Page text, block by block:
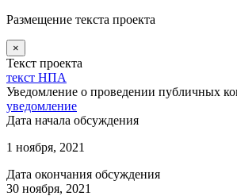
Размещение текста проекта
×
Текст проекта
текст НПА
Уведомление о проведении публичных
уведомление
Дата начала обсуждения
1 ноября, 2021
Дата окончания обсуждения
30 ноября, 2021